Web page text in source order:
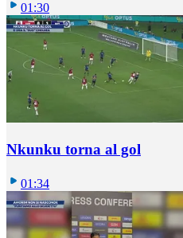
01:30
Nkunku torna al gol
01:34